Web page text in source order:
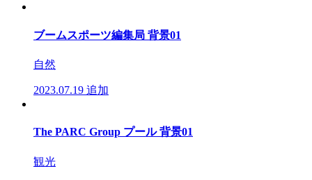
ブームスポーツ編集局 背景01
自然
2023.07.19 追加
The PARC Group プール 背景01
観光